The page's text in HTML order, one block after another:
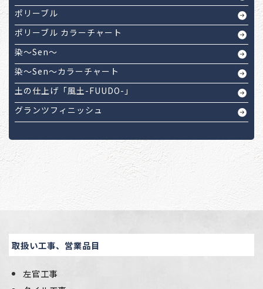
ポリーブル
ポリーブル カラーチャート
染～Sen～
染～Sen～カラーチャート
土の仕上げ「風土-FUUDO-」
グランツフィニッシュ
取扱い工事、営業品目
左官工事